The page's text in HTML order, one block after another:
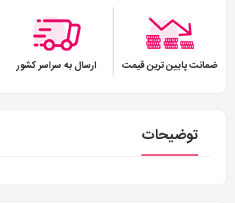
ضمانت پایین ترین قیمت ارسال به سراسر کشور
توضیحات